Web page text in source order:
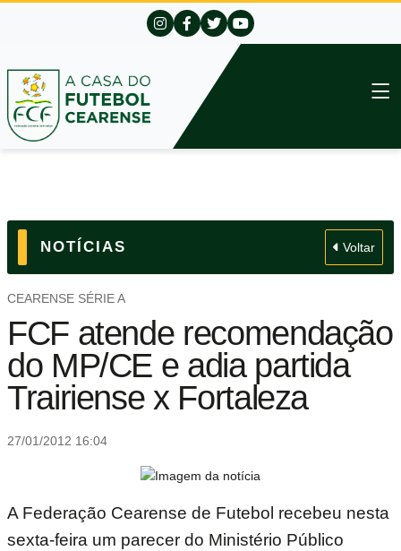
NOTÍCIAS Voltar
CEARENSE SÉRIE A
FCF atende recomendação
do MP/CE e adia partida
Trairiense x Fortaleza
27/01/2012 16:04
A Federação Cearense de Futebol recebeu nesta
sexta-feira um parecer do Ministério Público